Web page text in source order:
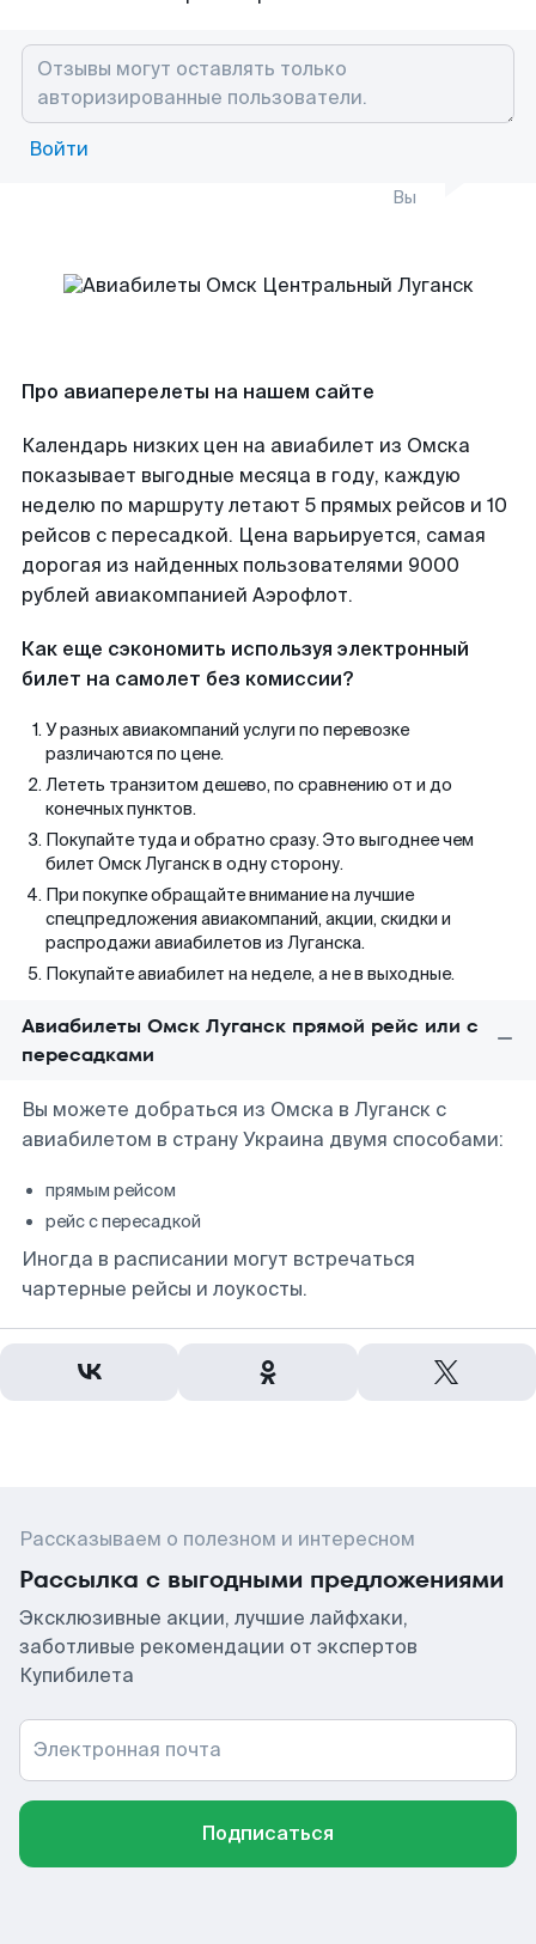
Войти
Вы
Про авиаперелеты на нашем сайте
Календарь низких цен на авиабилет из Омска
показывает выгодные месяца в году, каждую
неделю по маршруту летают 5 прямых рейсов и 10
рейсов с пересадкой. Цена варьируется, самая
дорогая из найденных пользователями 9000
рублей авиакомпанией Аэрофлот.
Как еще сэкономить используя электронный
билет на самолет без комиссии?
У разных авиакомпаний услуги по перевозке
различаются по цене.
Лететь транзитом дешево, по сравнению от и до
конечных пунктов.
Покупайте туда и обратно сразу. Это выгоднее чем
билет Омск Луганск в одну сторону.
При покупке обращайте внимание на лучшие
спецпредложения авиакомпаний, акции, скидки и
распродажи авиабилетов из Луганска.
Покупайте авиабилет на неделе, а не в выходные.
Авиабилеты Омск Луганск прямой рейс или с
пересадками
Вы можете добраться из Омска в Луганск с
авиабилетом в страну Украина двумя способами:
прямым рейсом
рейс с пересадкой
Иногда в расписании могут встречаться
чартерные рейсы и лоукосты.
Рассказываем о полезном и интересном
Рассылка с выгодными предложениями
Эксклюзивные акции, лучшие лайфхаки,
заботливые рекомендации от экспертов
Купибилета
Электронная почта
Подписаться